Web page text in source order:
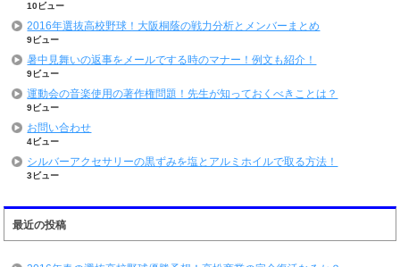
10ビュー
2016年選抜高校野球！大阪桐蔭の戦力分析とメンバーまとめ
9ビュー
暑中見舞いの返事をメールでする時のマナー！例文も紹介！
9ビュー
運動会の音楽使用の著作権問題！先生が知っておくべきことは？
9ビュー
お問い合わせ
4ビュー
シルバーアクセサリーの黒ずみを塩とアルミホイルで取る方法！
3ビュー
最近の投稿